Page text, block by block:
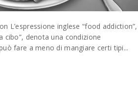
L’espressione inglese “food addiction”,
cibo”, denota una condizione
fare a meno di mangiare certi tipi...